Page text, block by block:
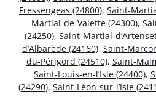
Fressengeas (24800), Saint-
Martial-de-Valette (24300),
(24250), Saint-Martial-
d’Albarède (24160), Saint-
du-Périgord (24510), Saint-
Saint-Louis-en-l’Isle (24400),
(24290), Saint-Léon-sur-l’Isle